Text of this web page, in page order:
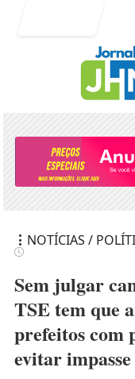
NOTÍCIAS /
Sem julgar
TSE tem que
prefeitos com
evitar impasse